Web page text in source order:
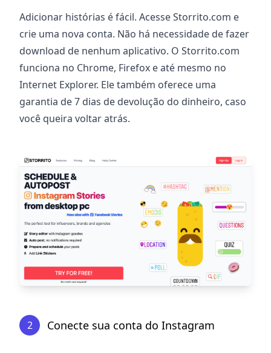
Adicionar histórias é fácil. Acesse Storrito.com e
crie uma nova conta. Não há necessidade de fazer
download de nenhum aplicativo. O Storrito.com
funciona no Chrome, Firefox e até mesmo no
Internet Explorer. Ele também oferece uma
garantia de 7 dias de devolução do dinheiro, caso
você queira voltar atrás.
2 Conecte sua conta do Instagram